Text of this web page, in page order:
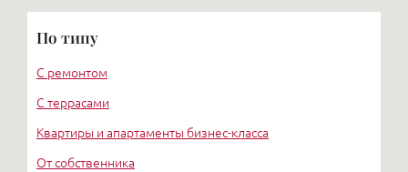
По типу
С ремонтом
С террасами
Квартиры и апартаменты бизнес-класса
От собственника